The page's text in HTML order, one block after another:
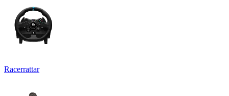
Racerrattar